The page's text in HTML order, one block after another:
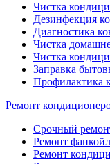
Чистка
Дезинфекция
Диагностика
Чистка
Чистка
Заправка
Профилактика
Ремонт
Срочный
Ремонт
Ремонт